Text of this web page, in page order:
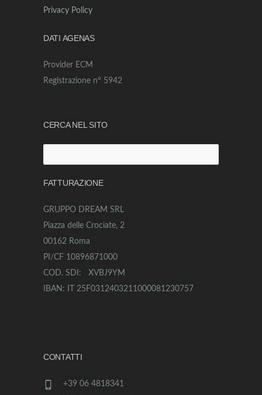
Privacy Policy
DATI AGENAS
Provider ECM
Registrazione n° 5942
CERCA NEL SITO
per:
FATTURAZIONE
GRUPPO DREAM SRL
Piazza delle Crociate, 2
00162 Roma
PI/CF 10896871000
COD. SDI: XVBJ9YM
IBAN: IT 25F0312403211000081230757
CONTATTI
+39 06 4818341